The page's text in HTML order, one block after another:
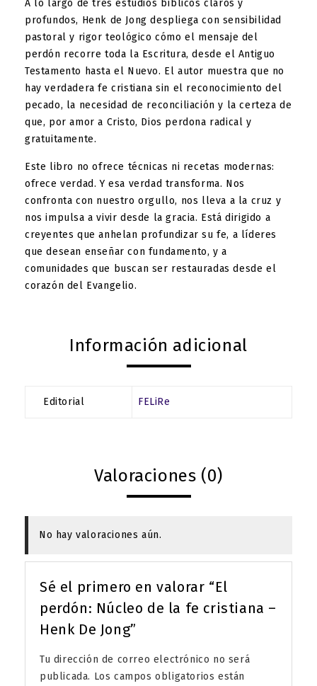
A lo largo de tres estudios bíblicos claros y
profundos, Henk de Jong despliega con sensibilidad
pastoral y rigor teológico cómo el mensaje del
perdón recorre toda la Escritura, desde el Antiguo
Testamento hasta el Nuevo. El autor muestra que no
hay verdadera fe cristiana sin el reconocimiento del
pecado, la necesidad de reconciliación y la certeza de
que, por amor a Cristo, Dios perdona radical y
gratuitamente.
Este libro no ofrece técnicas ni recetas modernas:
ofrece verdad. Y esa verdad transforma. Nos
confronta con nuestro orgullo, nos lleva a la cruz y
nos impulsa a vivir desde la gracia. Está dirigido a
creyentes que anhelan profundizar su fe, a líderes
que desean enseñar con fundamento, y a
comunidades que buscan ser restauradas desde el
corazón del Evangelio.
Información adicional
Editorial FELiRe
Valoraciones (0)
No hay valoraciones aún.
Sé el primero en valorar “El
perdón: Núcleo de la fe cristiana –
Henk De Jong”
Tu dirección de correo electrónico no será
publicada. Los campos obligatorios están